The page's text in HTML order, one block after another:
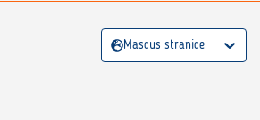
Mascus stranice